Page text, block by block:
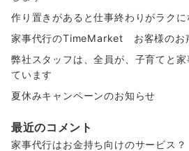
作り置きがあると仕事終わりがラクに
家事代行のTimeMarket お客様のお
弊社スタッフは、全員が、子育てと
ています
夏休みキャンペーンのお知らせ
最近のコメント
家事代行はお金持ち向けのサービス？